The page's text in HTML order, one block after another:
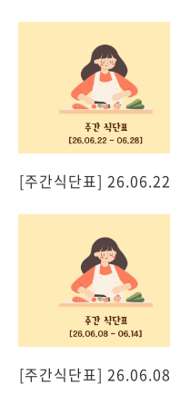
[주간식단표] 26.06.22 - 06.28
[주간식단표] 26.06.08 - 06.14